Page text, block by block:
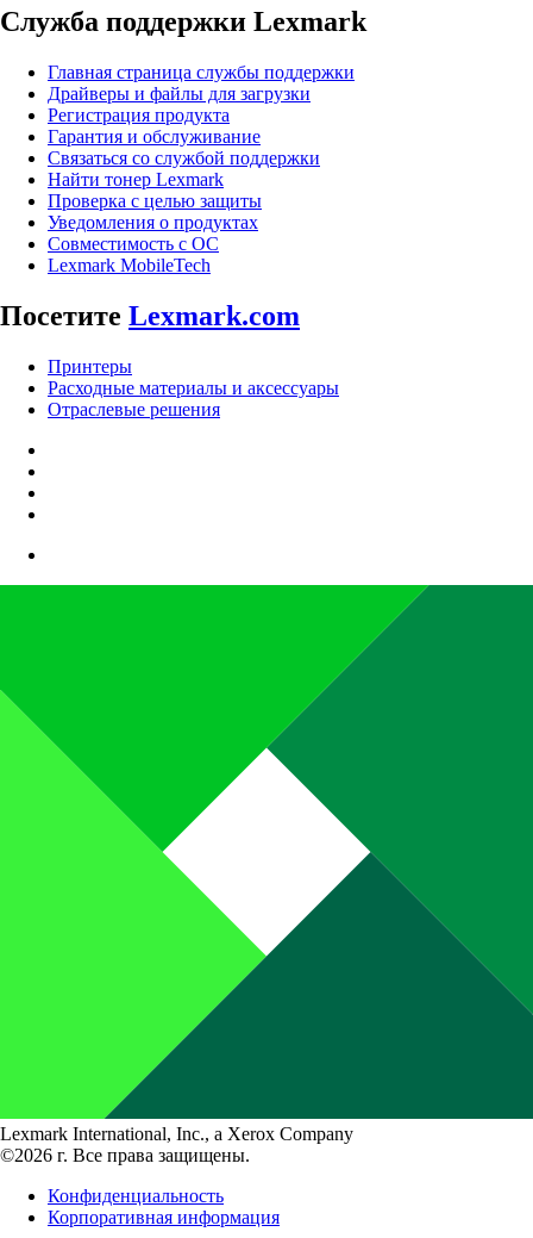
Служба поддержки Lexmark
Главная страница службы поддержки
Драйверы и файлы для загрузки
Регистрация продукта
Гарантия и обслуживание
Связаться со службой поддержки
Найти тонер Lexmark
Проверка с целью защиты
Уведомления о продуктах
Совместимость с ОС
Lexmark MobileTech
Посетите Lexmark.com
Принтеры
Расходные материалы и аксессуары
Отраслевые решения
Lexmark International, Inc., a Xerox Company
©2026 г. Все права защищены.
Конфиденциальность
Корпоративная информация